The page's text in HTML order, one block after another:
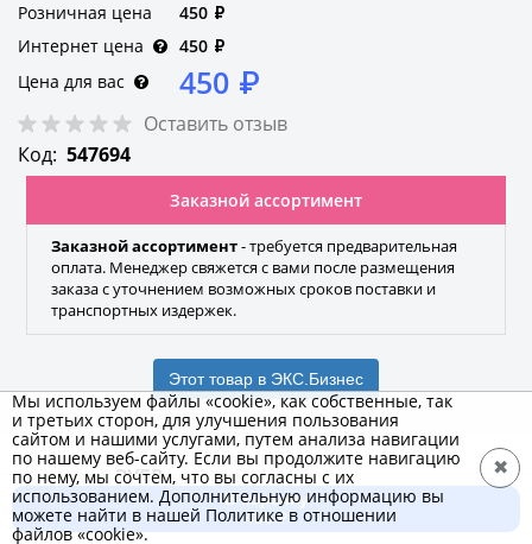
Розничная цена 450 ₽
Интернет цена
450 ₽
Цена для вас
450 ₽
Оставить отзыв
Код: 547694
Заказной ассортимент
Заказной ассортимент- требуется предварительная
оплата. Менеджер свяжется с вами после размещения
заказа с уточнением возможных сроков поставки и
транспортных издержек.
Этот товар в ЭКС.Бизнес
ЗУБР
Бренд
В корзину
450 ₽
Мы используем файлы «cookie», как собственные, так
и третьих сторон, для улучшения пользования
сайтом и нашими услугами, путем анализа навигации
по нашему веб-сайту. Если вы продолжите навигацию
по нему, мы сочтем, что вы согласны с их
использованием. Дополнительную информацию вы
можете найти в нашей Политике в отношении
файлов «cookie».
✖